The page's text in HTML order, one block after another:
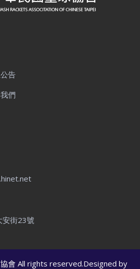
告
們
安街23號
會 All rights reserved.Designed by